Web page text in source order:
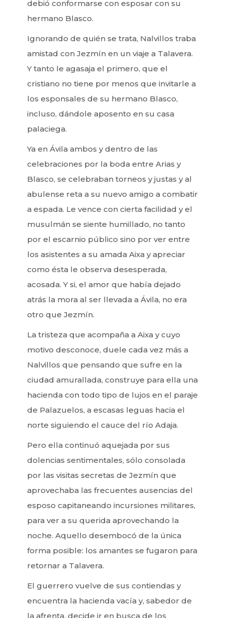
debió conformarse con esposar con su
hermano Blasco.
Ignorando de quién se trata, Nalvillos traba
amistad con Jezmín en un viaje a Talavera.
Y tanto le agasaja el primero, que el
cristiano no tiene por menos que invitarle a
los esponsales de su hermano Blasco,
incluso, dándole aposento en su casa
palaciega.
Ya en Ávila ambos y dentro de las
celebraciones por la boda entre Arias y
Blasco, se celebraban torneos y justas y al
abulense reta a su nuevo amigo a combatir
a espada. Le vence con cierta facilidad y el
musulmán se siente humillado, no tanto
por el escarnio público sino por ver entre
los asistentes a su amada Aixa y apreciar
como ésta le observa desesperada,
acosada. Y si, el amor que había dejado
atrás la mora al ser llevada a Ávila, no era
otro que Jezmín.
La tristeza que acompaña a Aixa y cuyo
motivo desconoce, duele cada vez más a
Nalvillos que pensando que sufre en la
ciudad amurallada, construye para ella una
hacienda con todo tipo de lujos en el paraje
de Palazuelos, a escasas leguas hacia el
norte siguiendo el cauce del río Adaja.
Pero ella continuó aquejada por sus
dolencias sentimentales, sólo consolada
por las visitas secretas de Jezmín que
aprovechaba las frecuentes ausencias del
esposo capitaneando incursiones militares,
para ver a su querida aprovechando la
noche. Aquello desembocó de la única
forma posible: los amantes se fugaron para
retornar a Talavera.
El guerrero vuelve de sus contiendas y
encuentra la hacienda vacía y, sabedor de
la afrenta, decide ir en busca de los